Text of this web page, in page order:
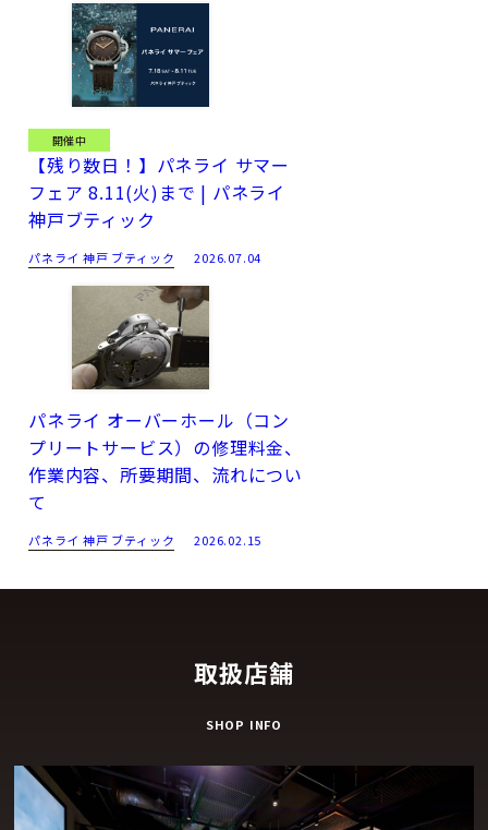
開催中
【残り数日！】パネライ サマー
フェア 8.11(火)まで | パネライ
神戸ブティック
パネライ 神戸 ブティック 2026.07.04
パネライ オーバーホール（コン
プリートサービス）の修理料金、
作業内容、所要期間、流れについ
て
パネライ 神戸 ブティック 2026.02.15
取扱店舗
SHOP INFO